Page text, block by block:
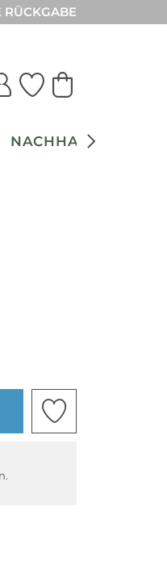
RÜCKGABE
NACHHALTIGKEIT